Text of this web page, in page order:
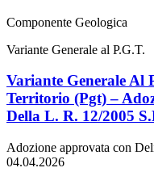
Componente Geologica
Variante Generale al P.G.T.
Variante Generale Al
Territorio (Pgt) –
Della L. R. 12/2005
Adozione approvata con
04.04.2026